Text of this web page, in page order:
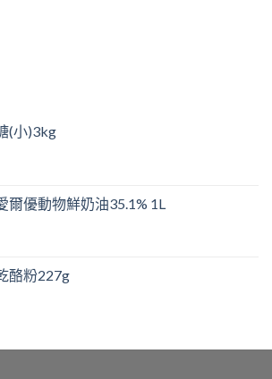
(小)3kg
爾優動物鮮奶油35.1% 1L
酪粉227g